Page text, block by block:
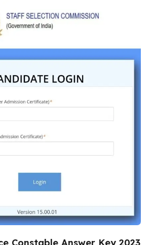
Constable Answer Key 2023